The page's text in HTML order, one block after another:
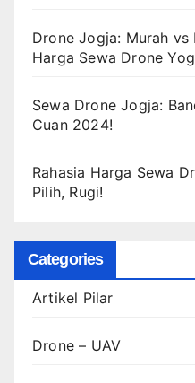
Drone Jogja: Murah vs
Harga Sewa Drone
Sewa Drone Jogja:
Cuan 2024!
Rahasia Harga Sewa
Pilih, Rugi!
Categories
Artikel Pilar
Drone – UAV